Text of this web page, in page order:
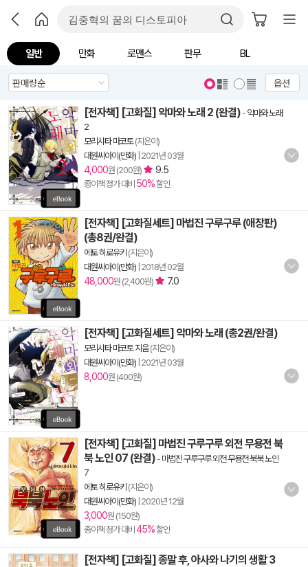
일반 만화 로맨스 판무 BL
옵션
[전자책] [고화질] 악마와 노래 2 (완결) - 악마와 노래
2
모리시타 마코토(지은이)
대원씨아이(만화) 2021년 03월
4,000원 (200원) 9.5
종이책 정가 대비 50%할인
[전자책] [고화질세트] 마법진 구루구루 (애장판)
(총8권/완결)
에토 히로유키 (지은이)
대원씨아이(만화) 2018년 02월
48,000원 (2,400원) 7.0
[전자책] [고화질세트] 악마와 노래 (총2권/완결)
모리시타 마코토 지음(지은이)
대원씨아이(만화) 2021년 03월
8,000원 (400원)
[전자책] [고화질] 마법진 구루구루 외전 무용전 북
북 노인 07 (완결) - 마법진 구루구루 외전 무용전 북북 노인
7
에토 히로유키 (지은이)
대원씨아이(만화) 2020년 12월
3,000원 (150원)
종이책 정가 대비 45%할인
[전자책] [고화질] 종말 후, 아사와 나기의 생활 3